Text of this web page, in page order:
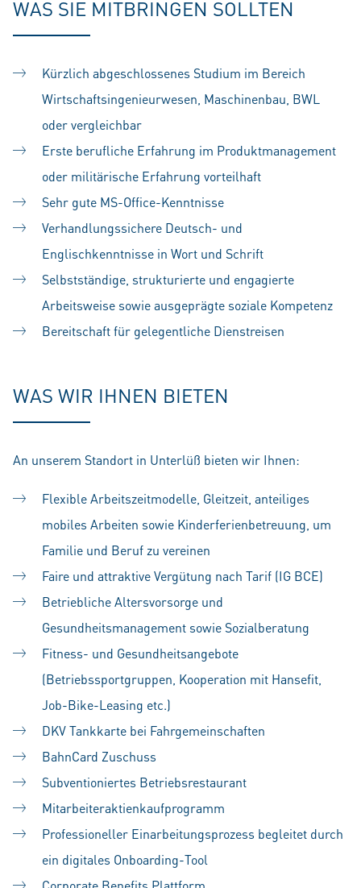
WAS SIE MITBRINGEN SOLLTEN
Kürzlich abgeschlossenes Studium im Bereich
Wirtschaftsingenieurwesen, Maschinenbau, BWL
oder vergleichbar
Erste berufliche Erfahrung im Produktmanagement
oder militärische Erfahrung vorteilhaft
Sehr gute MS-Office-Kenntnisse
Verhandlungssichere Deutsch- und
Englischkenntnisse in Wort und Schrift
Selbstständige, strukturierte und engagierte
Arbeitsweise sowie ausgeprägte soziale Kompetenz
Bereitschaft für gelegentliche Dienstreisen
WAS WIR IHNEN BIETEN
An unserem Standort in Unterlüß bieten wir Ihnen:
Flexible Arbeitszeitmodelle, Gleitzeit, anteiliges
mobiles Arbeiten sowie Kinderferienbetreuung, um
Familie und Beruf zu vereinen
Faire und attraktive Vergütung nach Tarif (IG BCE)
Betriebliche Altersvorsorge und
Gesundheitsmanagement sowie Sozialberatung
Fitness- und Gesundheitsangebote
(Betriebssportgruppen, Kooperation mit Hansefit,
Job-Bike-Leasing etc.)
DKV Tankkarte bei Fahrgemeinschaften
BahnCard Zuschuss
Subventioniertes Betriebsrestaurant
Mitarbeiteraktienkaufprogramm
Professioneller Einarbeitungsprozess begleitet durch
ein digitales Onboarding-Tool